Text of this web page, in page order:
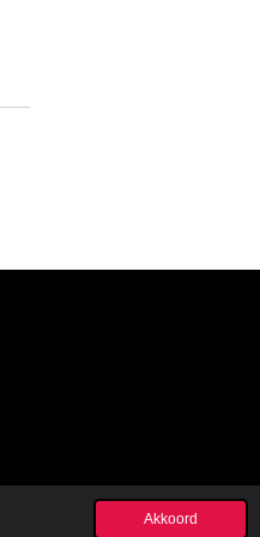
Akkoord